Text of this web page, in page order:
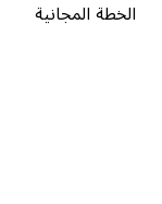
الخطة المجانية